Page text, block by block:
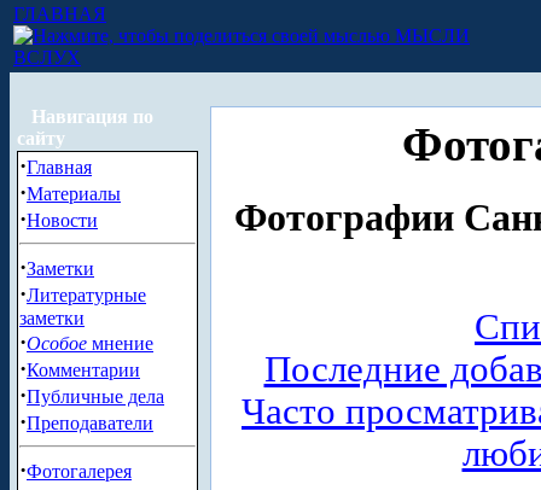
ГЛАВНАЯ
МЫСЛИ
ВСЛУХ
Навигация по
сайту
·Главная
·Материалы
·Новости
·Заметки
·Литературные
заметки
·Особое мнение
·Комментарии
·Публичные дела
·Преподаватели
·Фотогалерея
Фотографии
Последние
Часто